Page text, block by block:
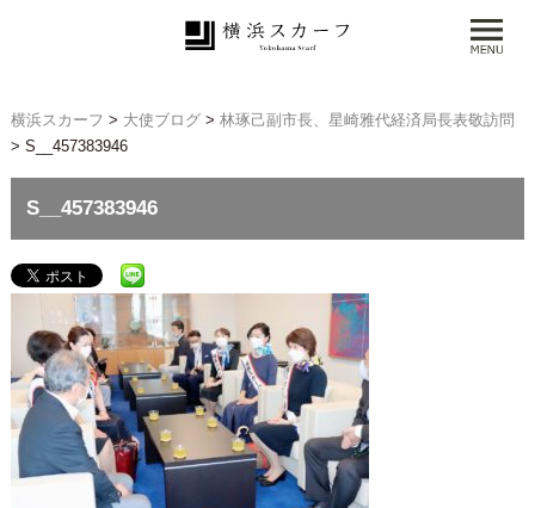
横浜スカーフ > 大使ブログ> 林琢己副市長、星崎雅代経済局長表敬訪問
> S__457383946
S__457383946